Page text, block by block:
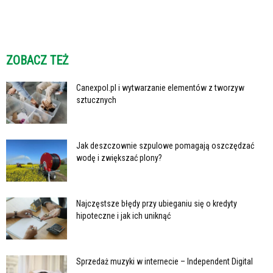
ZOBACZ TEŻ
Canexpol.pl i wytwarzanie elementów z tworzyw
sztucznych
Jak deszczownie szpulowe pomagają oszczędzać
wodę i zwiększać plony?
Najczęstsze błędy przy ubieganiu się o kredyty
hipoteczne i jak ich uniknąć
Sprzedaż muzyki w internecie – Independent Digital